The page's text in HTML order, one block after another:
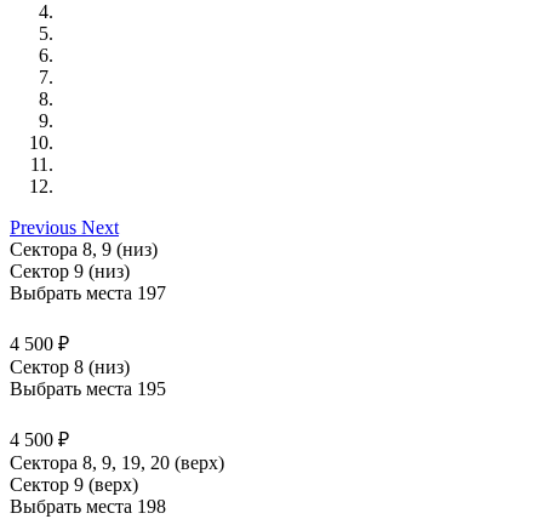
Previous Next
Сектора 8, 9 (низ)
Сектор 9 (низ)
Выбрать места 197
4 500 ₽
Сектор 8 (низ)
Выбрать места 195
4 500 ₽
Сектора 8, 9, 19, 20 (верх)
Сектор 9 (верх)
Выбрать места 198